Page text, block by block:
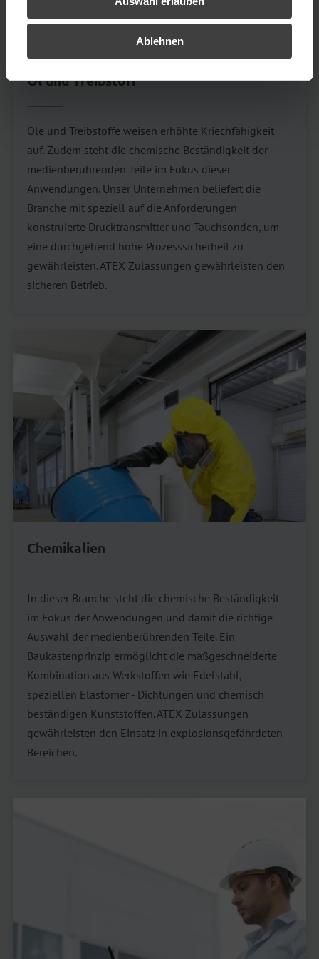
Ablehnen
Öl und Treibstoff
Öle und Treibstoffe weisen erhöhte Kriechfähigkeit
auf. Zudem steht die chemische Beständigkeit der
medienberührenden Teile im Fokus dieser
Anwendungen. Unser Unternehmen beliefert die
Branche mit speziell auf die Anforderungen
konstruierte Drucktransmitter und Tauchsonden, um
eine durchgehend hohe Prozesssicherheit zu
gewährleisten. ATEX Zulassungen gewährleisten den
sicheren Betrieb.
Chemikalien
In dieser Branche steht die chemische Beständigkeit
im Fokus der Anwendungen und damit die richtige
Auswahl der medienberührenden Teile. Ein
Baukastenprinzip ermöglicht die maßgeschneiderte
Kombination aus Werkstoffen wie Edelstahl,
speziellen Elastomer - Dichtungen und chemisch
beständigen Kunststoffen. ATEX Zulassungen
gewährleisten den Einsatz in explosionsgefährdeten
Bereichen.